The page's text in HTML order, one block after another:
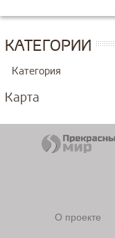
КАТЕГОРИИ
Категория
Карта
О проекте